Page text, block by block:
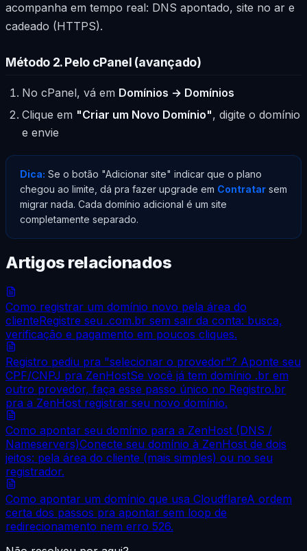
acompanha em tempo real: DNS apontado, site no ar e
cadeado (HTTPS).
Método 2. Pelo cPanel (avançado)
No cPanel, vá em Domínios → Domínios
Clique em "Criar um Novo Domínio", digite o domínio
e envie
Dica: Se o botão "Adicionar site" indicar que o plano
chegou ao limite, dá pra fazer upgrade em Contratar sem
migrar nada. Cada domínio adicional é um site
completamente separado.
Artigos relacionados
Como registrar um domínio novo pela área do
clienteRegistre seu .com.br sem sair da conta: busca,
verificação e pagamento em poucos cliques.
Registro pediu pra "selecionar o provedor"? Aponte seu
CPF/CNPJ pra ZenHostSe você já tem domínio .br em
outro provedor, faça esse passo único no Registro.br
pra a ZenHost registrar seu novo domínio.
Como apontar seu domínio para a ZenHost (DNS /
Nameservers)Conecte seu domínio à ZenHost de dois
jeitos: pela área do cliente (mais simples) ou no seu
registrador.
Como apontar um domínio que usa CloudflareA ordem
certa dos passos pra apontar sem loop de
redirecionamento nem erro 526.